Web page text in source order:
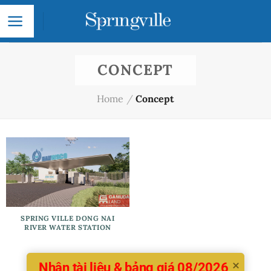
Skip
to
content
CONCEPT
Home / Concept
SPRING VILLE DONG NAI
RIVER WATER STATION
Nhận tài liệu & bảng giá 08/2026